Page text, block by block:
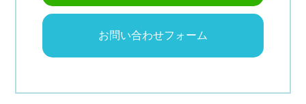
お問い合わせフォーム